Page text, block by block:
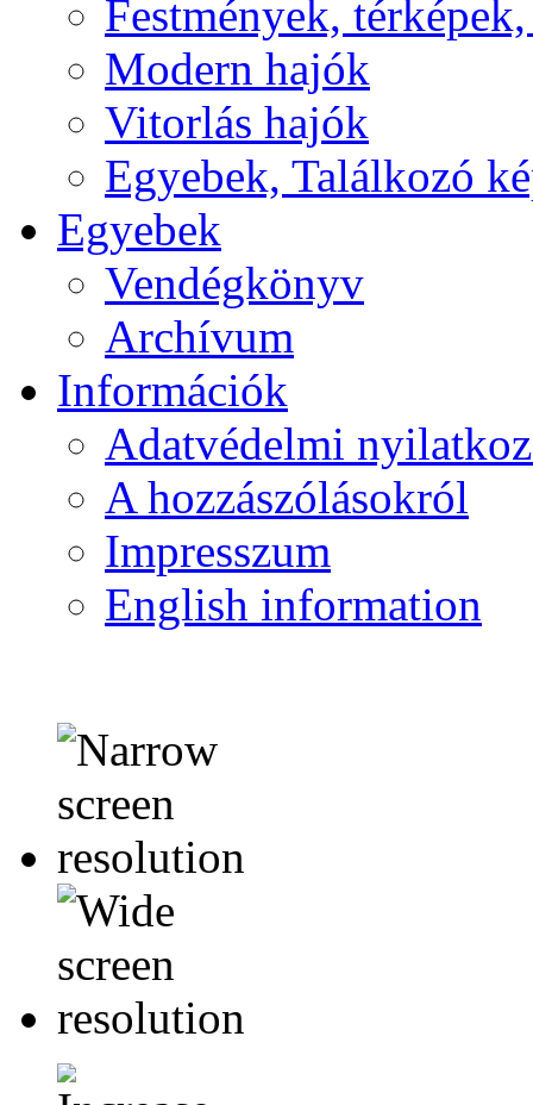
Festmények,
Modern hajók
Vitorlás hajók
Egyebek, Találkozó
Egyebek
Vendégkönyv
Archívum
Információk
Adatvédelmi
A hozzászólásokról
Impresszum
English information